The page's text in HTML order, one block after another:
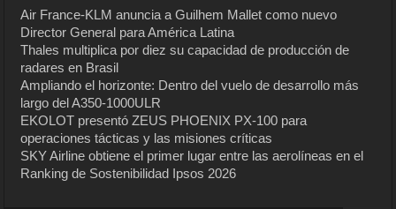
Air France-KLM anuncia a Guilhem Mallet como nuevo
Director General para América Latina
Thales multiplica por diez su capacidad de producción de
radares en Brasil
Ampliando el horizonte: Dentro del vuelo de desarrollo más
largo del A350-1000ULR
EKOLOT presentó ZEUS PHOENIX PX-100 para
operaciones tácticas y las misiones críticas
SKY Airline obtiene el primer lugar entre las aerolíneas en el
Ranking de Sostenibilidad Ipsos 2026